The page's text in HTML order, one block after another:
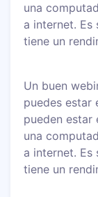
una
a internet. Es
tiene un
Un buen
puedes estar
pueden estar
una
a internet. Es
tiene un